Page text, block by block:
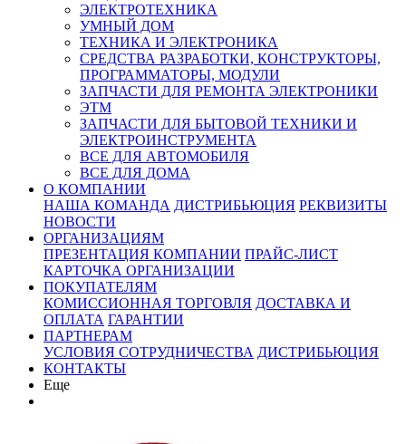
ЭЛЕКТРОТЕХНИКА
УМНЫЙ ДОМ
ТЕХНИКА И ЭЛЕКТРОНИКА
СРЕДСТВА РАЗРАБОТКИ, КОНСТРУКТОРЫ,
ПРОГРАММАТОРЫ, МОДУЛИ
ЗАПЧАСТИ ДЛЯ РЕМОНТА ЭЛЕКТРОНИКИ
ЭТМ
ЗАПЧАСТИ ДЛЯ БЫТОВОЙ ТЕХНИКИ И
ЭЛЕКТРОИНСТРУМЕНТА
ВСЕ ДЛЯ АВТОМОБИЛЯ
ВСЕ ДЛЯ ДОМА
О КОМПАНИИ
НАША КОМАНДА ДИСТРИБЬЮЦИЯ РЕКВИЗИТЫ
НОВОСТИ
ОРГАНИЗАЦИЯМ
ПРЕЗЕНТАЦИЯ КОМПАНИИ ПРАЙС-ЛИСТ
КАРТОЧКА ОРГАНИЗАЦИИ
ПОКУПАТЕЛЯМ
КОМИССИОННАЯ ТОРГОВЛЯ ДОСТАВКА И
ОПЛАТА ГАРАНТИИ
ПАРТНЕРАМ
УСЛОВИЯ СОТРУДНИЧЕСТВА ДИСТРИБЬЮЦИЯ
КОНТАКТЫ
Еще